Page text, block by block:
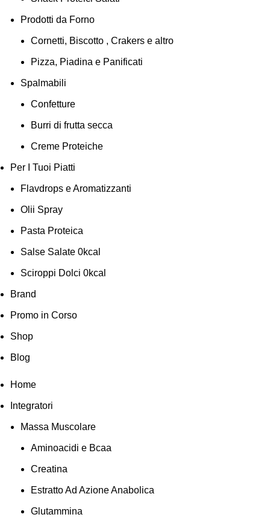
Prodotti da Forno
Cornetti, Biscotto , Crakers e altro
Pizza, Piadina e Panificati
Spalmabili
Confetture
Burri di frutta secca
Creme Proteiche
Per I Tuoi Piatti
Flavdrops e Aromatizzanti
Olii Spray
Pasta Proteica
Salse Salate 0kcal
Sciroppi Dolci 0kcal
Brand
Promo in Corso
Shop
Blog
Home
Integratori
Massa Muscolare
Aminoacidi e Bcaa
Creatina
Estratto Ad Azione Anabolica
Glutammina